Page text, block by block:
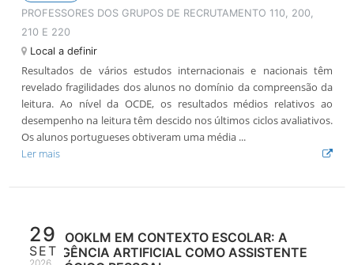
PROFESSORES DOS GRUPOS DE RECRUTAMENTO 110, 200,
210 E 220
Local a definir
Resultados de vários estudos internacionais e nacionais têm
revelado fragilidades dos alunos no domínio da compreensão da
leitura. Ao nível da OCDE, os resultados médios relativos ao
desempenho na leitura têm descido nos últimos ciclos avaliativos.
Os alunos portugueses obtiveram uma média ...
Ler mais
29
SET
NOTEBOOKLM EM CONTEXTO ESCOLAR: A
INTELIGÊNCIA ARTIFICIAL COMO ASSISTENTE